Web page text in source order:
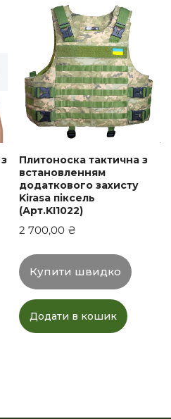
Плитоноска тактична з
встановленням
додаткового захисту
Kirasa піксель
(Арт.KI1022)
2 700,00 ₴
Купити швидко
Додати в кошик